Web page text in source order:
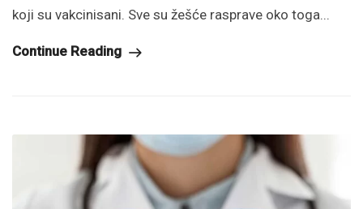
koji su vakcinisani. Sve su žešće rasprave oko toga...
Continue Reading